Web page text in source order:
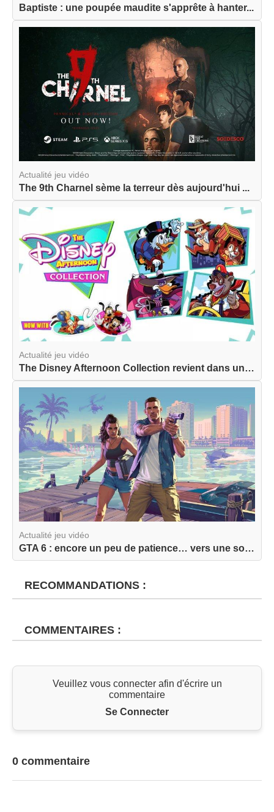
Baptiste : une poupée maudite s'apprête à hanter...
Actualité jeu vidéo
The 9th Charnel sème la terreur dès aujourd'hui ...
Actualité jeu vidéo
The Disney Afternoon Collection revient dans une...
Actualité jeu vidéo
GTA 6 : encore un peu de patience… vers une sort...
RECOMMANDATIONS :
COMMENTAIRES :
Veuillez vous connecter afin d'écrire un
commentaire
Se Connecter
0 commentaire